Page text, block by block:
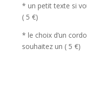
* un petit texte si
( 5 €)
* le choix d’un
souhaitez un ( 5 €)